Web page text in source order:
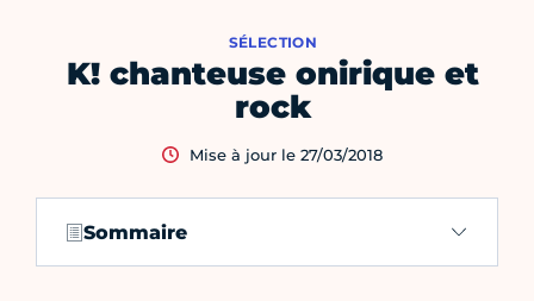
K! chanteuse onirique et
rock
SÉLECTION
Mise à jour le 27/03/2018
Sommaire